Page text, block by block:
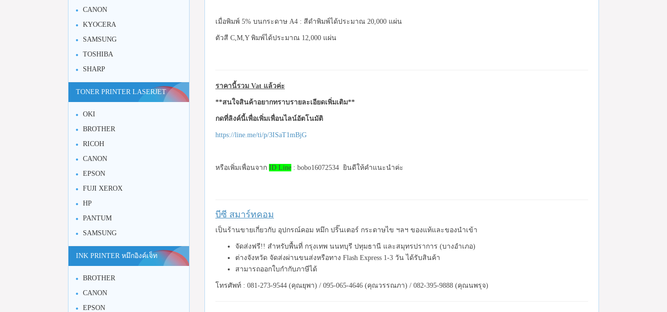
เมื่อพิมพ์ 5% บนกระดาษ A4 : สีดำพิมพ์ได้ประมาณ 20,000 แผ่น
ตัวสี C,M,Y พิมพ์ได้ประมาณ 12,000 แผ่น
ราคานี้รวม Vat แล้วค่ะ
**สนใจสินค้าอยากทราบรายละเอียดเพิ่มเติม**
กดที่ลิงค์นี้เพื่อเพิ่มเพื่อนไลน์อัตโนมัติ
https://line.me/ti/p/3ISaT1mBjG
หรือเพิ่มเพื่อนจาก ID Line : bobo16072534 ยินดีให้คำแนะนำค่ะ
บีซี สมาร์ทคอม
เป็นร้านขายเกี่ยวกับ อุปกรณ์คอม หมึก ปริ๊นเตอร์ กระดาษไข ฯลฯ ของแท้และของนำเข้า
จัดส่งฟรี!! สำหรับพื้นที่ กรุงเทพ นนทบุรี ปทุมธานี และสมุทรปราการ (บางอำเภอ)
ต่างจังหวัด จัดส่งผ่านขนส่งหรือทาง Flash Express 1-3 วัน ได้รับสินค้า
สามารถออกใบกำกับภาษีได้
โทรศัพท์ : 081-273-9544 (คุณยุพา) / 095-065-4646 (คุณวรรณภา) / 082-395-9888 (คุณนพรุจ)
CANON
KYOCERA
SAMSUNG
TOSHIBA
SHARP
TONER PRINTER LASERJET
OKI
BROTHER
RICOH
CANON
EPSON
FUJI XEROX
HP
PANTUM
SAMSUNG
INK PRINTER หมึกอิงค์เจ็ท
BROTHER
CANON
EPSON